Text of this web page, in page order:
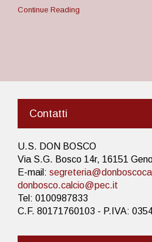
Continue Reading
Contatti
U.S. DON BOSCO
Via S.G. Bosco 14r, 16151
E-mail:
donbosco.calcio@pec.it
Tel: 0100987833
C.F. 80171760103 - P.IVA: